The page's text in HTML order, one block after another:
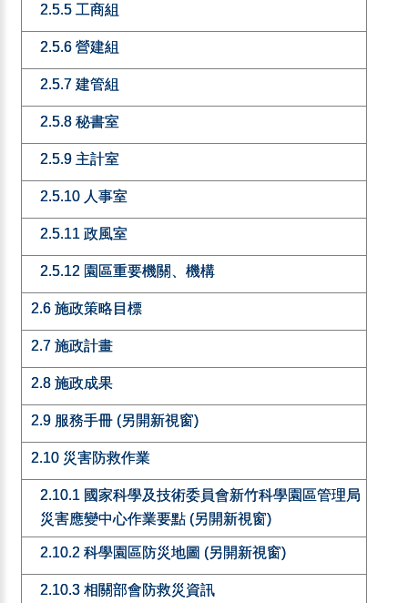
2.5.5 工商組
2.5.6 營建組
2.5.7 建管組
2.5.8 秘書室
2.5.9 主計室
2.5.10 人事室
2.5.11 政風室
2.5.12 園區重要機關、機構
2.6 施政策略目標
2.7 施政計畫
2.8 施政成果
2.9 服務手冊 (另開新視窗)
2.10 災害防救作業
2.10.1 國家科學及技術委員會新竹科學園區管理局
災害應變中心作業要點 (另開新視窗)
2.10.2 科學園區防災地圖 (另開新視窗)
2.10.3 相關部會防救災資訊